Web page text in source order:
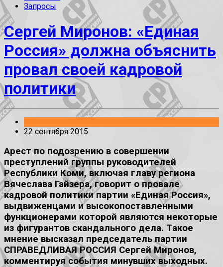
Запросы
Сергей Миронов: «Единая
Россия» должна объяснить
провал своей кадровой
политики
22 сентября 2015
Арест по подозрению в совершении
преступлений группы руководителей
Республики Коми, включая главу региона
Вячеслава Гайзера, говорит о провале
кадровой политики партии «Единая Россия»,
выдвиженцами и высокопоставленными
функционерами которой являются некоторые
из фигурантов скандального дела. Такое
мнение высказал председатель партии
СПРАВЕДЛИВАЯ РОССИЯ Сергей Миронов,
комментируя события минувших выходных.